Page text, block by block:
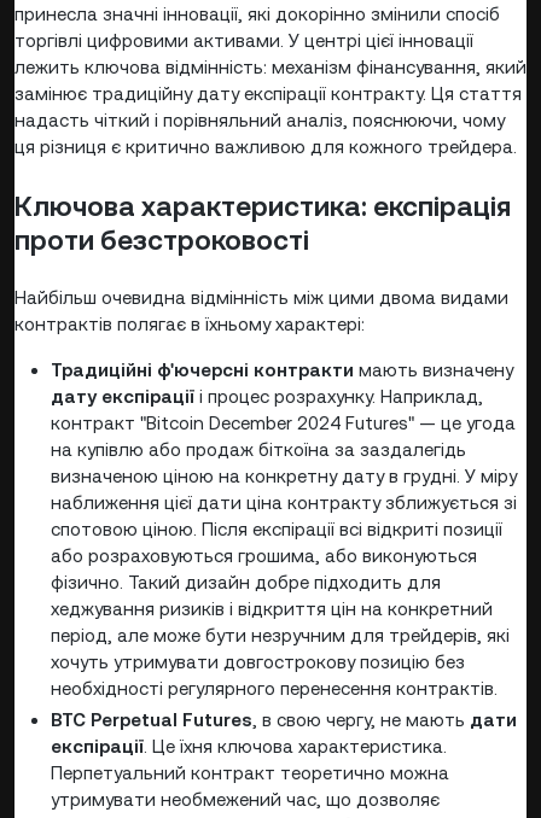
принесла значні інновації, які докорінно змінили спосіб
торгівлі цифровими активами. У центрі цієї інновації
лежить ключова відмінність: механізм фінансування, який
замінює традиційну дату експірації контракту. Ця стаття
надасть чіткий і порівняльний аналіз, пояснюючи, чому
ця різниця є критично важливою для кожного трейдера.
Ключова характеристика: експірація
проти безстроковості
Найбільш очевидна відмінність між цими двома видами
контрактів полягає в їхньому характері:
Традиційні ф'ючерсні контракти мають визначену
дату експірації і процес розрахунку. Наприклад,
контракт "Bitcoin December 2024 Futures" — це угода
на купівлю або продаж біткоїна за заздалегідь
визначеною ціною на конкретну дату в грудні. У міру
наближення цієї дати ціна контракту зближується зі
спотовою ціною. Після експірації всі відкриті позиції
або розраховуються грошима, або виконуються
фізично. Такий дизайн добре підходить для
хеджування ризиків і відкриття цін на конкретний
період, але може бути незручним для трейдерів, які
хочуть утримувати довгострокову позицію без
необхідності регулярного перенесення контрактів.
BTC Perpetual Futures , в свою чергу, не мають дати
експірації . Це їхня ключова характеристика.
Перпетуальний контракт теоретично можна
утримувати необмежений час, що дозволяє